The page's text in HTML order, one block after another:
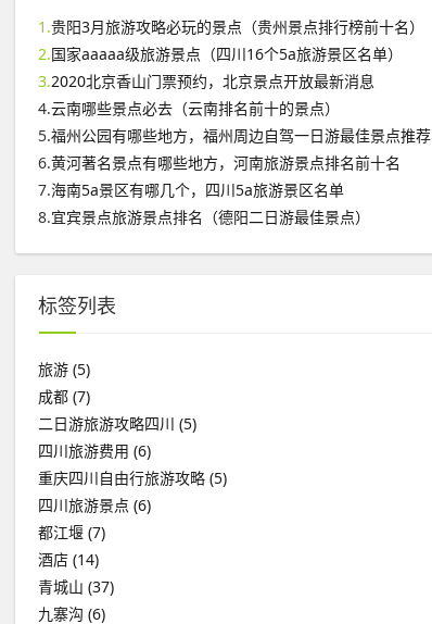
1.贵阳3月旅游攻略必玩的景点（贵州景点排行榜前十名）
2.国家aaaaa级旅游景点（四川16个5a旅游景区名单）
3.2020北京香山门票预约，北京景点开放最新消息
4.云南哪些景点必去（云南排名前十的景点）
5.福州公园有哪些地方，福州周边自驾一日游最佳景点推荐
6.黄河著名景点有哪些地方，河南旅游景点排名前十名
7.海南5a景区有哪几个，四川5a旅游景区名单
8.宜宾景点旅游景点排名（德阳二日游最佳景点）
标签列表
旅游 (5)
成都 (7)
二日游旅游攻略四川 (5)
四川旅游费用 (6)
重庆四川自由行旅游攻略 (5)
四川旅游景点 (6)
都江堰 (7)
酒店 (14)
青城山 (37)
九寨沟 (6)